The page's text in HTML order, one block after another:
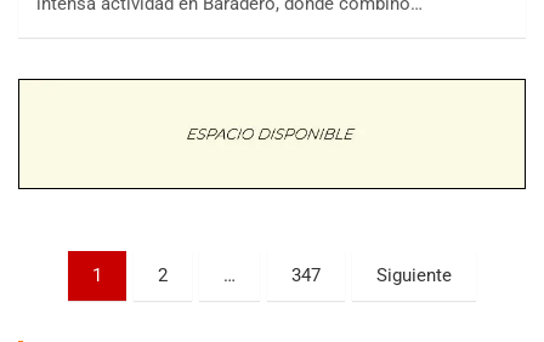
Paginación
1 2 … 347 Siguiente
IAME SERIES ARGENTINA 6
Parque de la Velocidad (Asfalto)
Villaguay (Entre Ríos)